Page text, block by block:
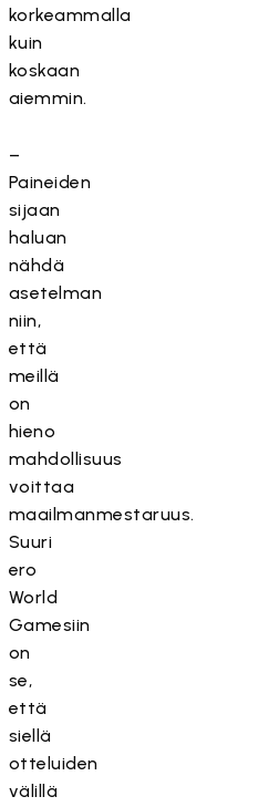
korkeammalla
kuin
koskaan
aiemmin.
–
Paineiden
sijaan
haluan
nähdä
asetelman
niin,
että
meillä
on
hieno
mahdollisuus
voittaa
maailmanmestaruus.
Suuri
ero
World
Gamesiin
on
se,
että
siellä
otteluiden
välillä